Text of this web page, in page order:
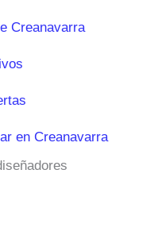
Creanavarra
en Creanavarra